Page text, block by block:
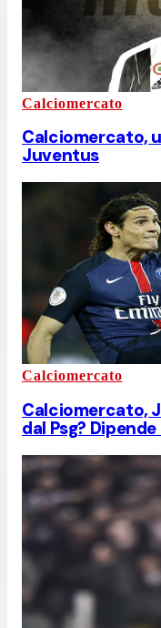
Calciomercato
Calciomercato,
Juventus
Calciomercato
Calciomercato,
dal Psg?